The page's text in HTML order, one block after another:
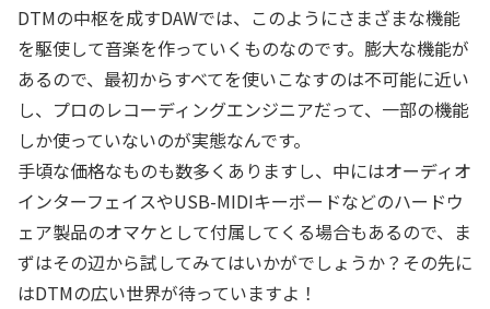
DTMの中枢を成すDAWでは、このようにさまざまな機能
を駆使して音楽を作っていくものなのです。膨大な機能が
あるので、最初からすべてを使いこなすのは不可能に近い
し、プロのレコーディングエンジニアだって、一部の機能
しか使っていないのが実態なんです。
手頃な価格なものも数多くありますし、中にはオーディオ
インターフェイスやUSB-MIDIキーボードなどのハードウ
ェア製品のオマケとして付属してくる場合もあるので、ま
ずはその辺から試してみてはいかがでしょうか？その先に
はDTMの広い世界が待っていますよ！